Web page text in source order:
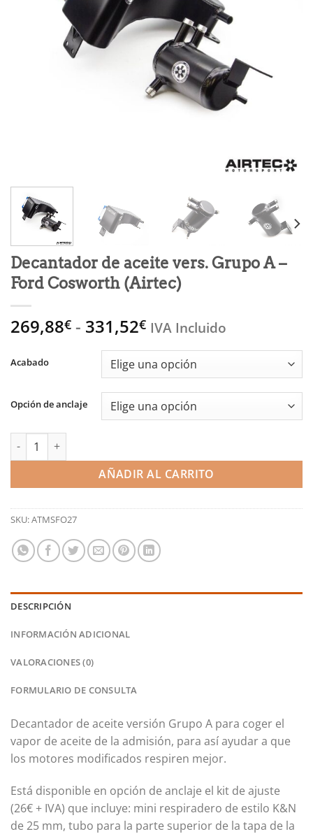
Decantador de aceite vers. Grupo A –
Ford Cosworth (Airtec)
269,88€ - 331,52€Rango
precios:
desde
269,88€
hasta
331,52€
IVA Incluido
Acabado
Opción de anclaje
Decantador de aceite vers. Grupo A - Ford Cosworth (Airtec)
AÑADIR AL CARRITO
SKU:ATMSFO27
DESCRIPCIÓN
INFORMACIÓN ADICIONAL
VALORACIONES (0)
FORMULARIO DE CONSULTA
Decantador de aceite versión Grupo A para coger el
vapor de aceite de la admisión, para así ayudar a que
los motores modificados respiren mejor.
Está disponible en opción de anclaje el kit de ajuste
(26€ + IVA) que incluye: mini respiradero de estilo K&N
de 25 mm, tubo para la parte superior de la tapa de la